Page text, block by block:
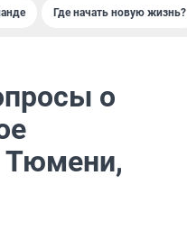
Где начать новую жизнь?
о
Тюмени,